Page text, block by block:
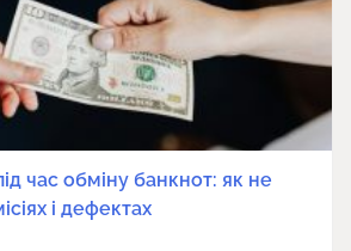
час обміну банкнот: як не
і дефектах